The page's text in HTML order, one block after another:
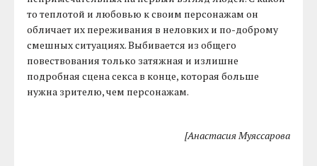
то теплотой и любовью к своим персонажам он
обличает их переживания в неловких и по-доброму
смешных ситуациях. Выбивается из общего
повествования только затяжная и излишне
подробная сцена секса в конце, которая больше
нужна зрителю, чем персонажам.
[Анастасия Муяссарова